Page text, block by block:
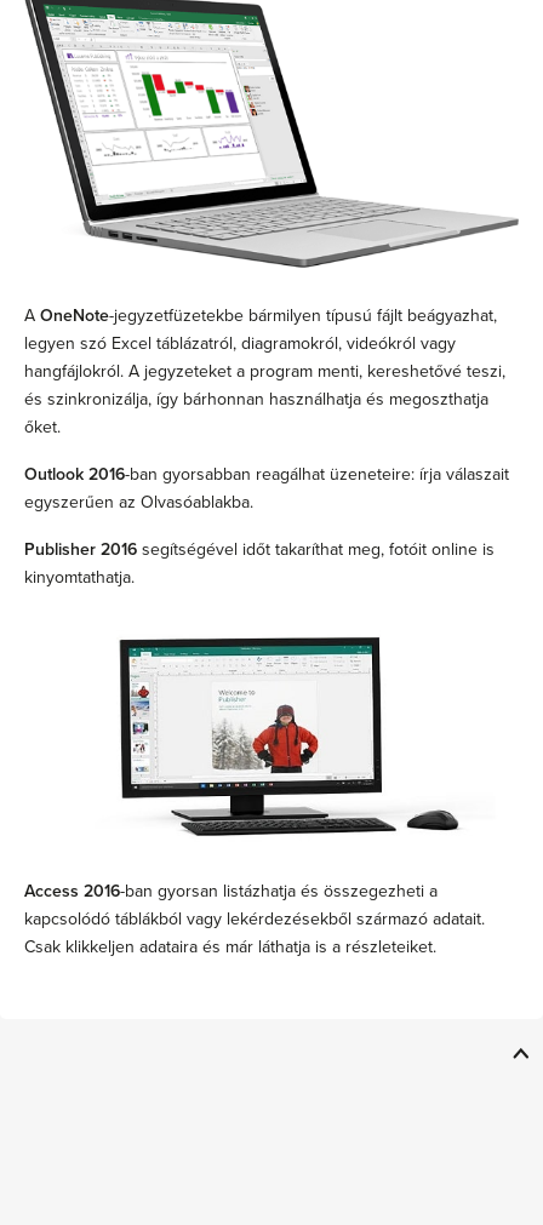
A OneNote-jegyzetfüzetekbe bármilyen típusú fájlt beágyazhat,
legyen szó Excel táblázatról, diagramokról, videókról vagy
hangfájlokról. A jegyzeteket a program menti, kereshetővé teszi,
és szinkronizálja, így bárhonnan használhatja és megoszthatja
őket.
Outlook 2016-ban gyorsabban reagálhat üzeneteire: írja válaszait
egyszerűen az Olvasóablakba.
Publisher 2016 segítségével időt takaríthat meg, fotóit online is
kinyomtathatja.
Access 2016-ban gyorsan listázhatja és összegezheti a
kapcsolódó táblákból vagy lekérdezésekből származó adatait.
Csak klikkeljen adataira és már láthatja is a részleteiket.